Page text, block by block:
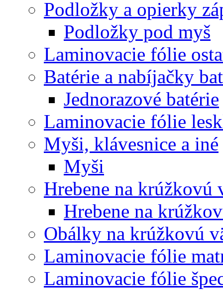
Podložky a opierky
Podložky pod myš
Laminovacie fólie
Batérie a nabíjačky
Jednorazové batérie
Laminovacie fólie
Myši, klávesnice a iné
Myši
Hrebene na krúžkovú
Hrebene na
Obálky na krúžkovú
Laminovacie fólie
Laminovacie fólie